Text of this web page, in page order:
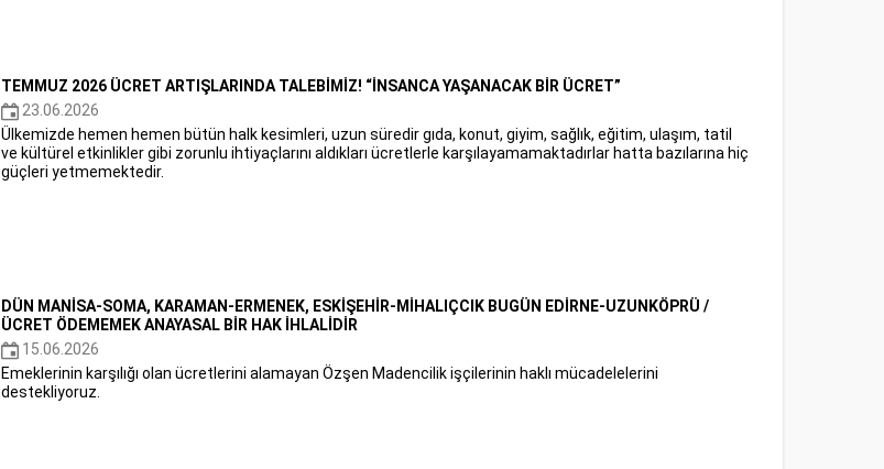
TEMMUZ 2026 ÜCRET ARTIŞLARINDA TALEBİMİZ! “İNSANCA YAŞANACAK BİR ÜCRET”
23.06.2026
Ülkemizde hemen hemen bütün halk kesimleri, uzun süredir gıda, konut, giyim, sağlık, eğitim, ulaşım, tatil
ve kültürel etkinlikler gibi zorunlu ihtiyaçlarını aldıkları ücretlerle karşılayamamaktadırlar hatta bazılarına hiç
güçleri yetmemektedir.
DÜN MANİSA-SOMA, KARAMAN-ERMENEK, ESKİŞEHİR-MİHALIÇCIK BUGÜN EDİRNE-UZUNKÖPRÜ /
ÜCRET ÖDEMEMEK ANAYASAL BİR HAK İHLALİDİR
15.06.2026
Emeklerinin karşılığı olan ücretlerini alamayan Özşen Madencilik işçilerinin haklı mücadelelerini
destekliyoruz.